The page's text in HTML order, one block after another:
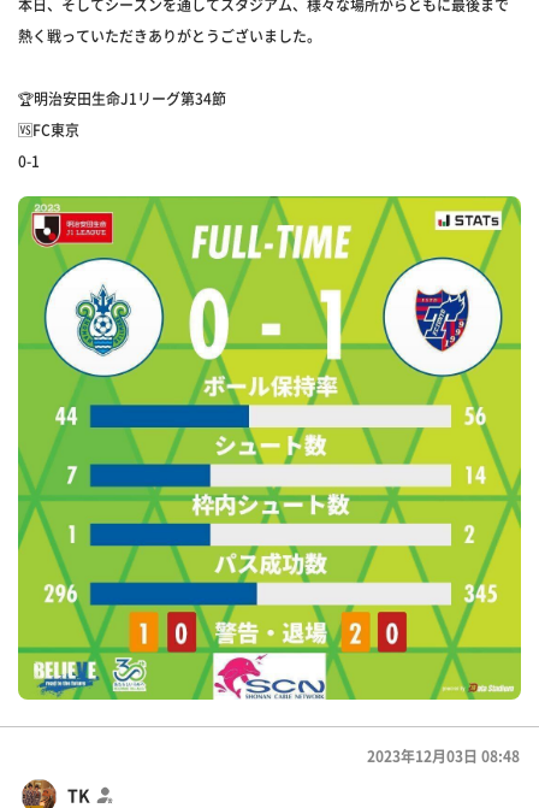
本日、そしてシーズンを通してスタジアム、様々な場所からともに最後まで
熱く戦っていただきありがとうございました。
🏆明治安田生命J1リーグ第34節
🆚FC東京
0-1
TK
2023年12月03日 08:48